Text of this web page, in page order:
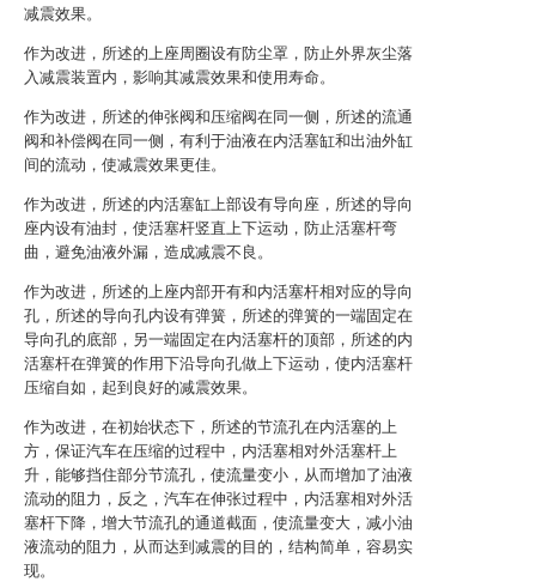
减震效果。
作为改进，所述的上座周圈设有防尘罩，防止外界灰尘落
入减震装置内，影响其减震效果和使用寿命。
作为改进，所述的伸张阀和压缩阀在同一侧，所述的流通
阀和补偿阀在同一侧，有利于油液在内活塞缸和出油外缸
间的流动，使减震效果更佳。
作为改进，所述的内活塞缸上部设有导向座，所述的导向
座内设有油封，使活塞杆竖直上下运动，防止活塞杆弯
曲，避免油液外漏，造成减震不良。
作为改进，所述的上座内部开有和内活塞杆相对应的导向
孔，所述的导向孔内设有弹簧，所述的弹簧的一端固定在
导向孔的底部，另一端固定在内活塞杆的顶部，所述的内
活塞杆在弹簧的作用下沿导向孔做上下运动，使内活塞杆
压缩自如，起到良好的减震效果。
作为改进，在初始状态下，所述的节流孔在内活塞的上
方，保证汽车在压缩的过程中，内活塞相对外活塞杆上
升，能够挡住部分节流孔，使流量变小，从而增加了油液
流动的阻力，反之，汽车在伸张过程中，内活塞相对外活
塞杆下降，增大节流孔的通道截面，使流量变大，减小油
液流动的阻力，从而达到减震的目的，结构简单，容易实
现。